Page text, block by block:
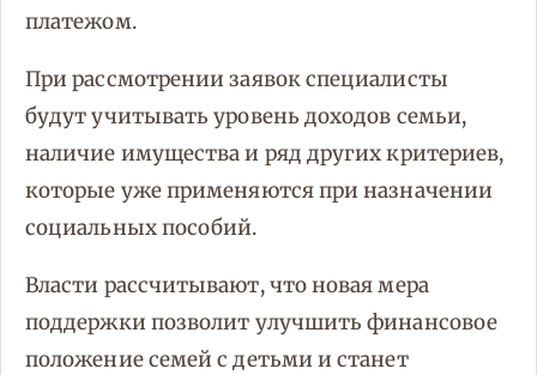
платежом.
При рассмотрении заявок специалисты
будут учитывать уровень доходов семьи,
наличие имущества и ряд других критериев,
которые уже применяются при назначении
социальных пособий.
Власти рассчитывают, что новая мера
поддержки позволит улучшить финансовое
положение семей с детьми и станет